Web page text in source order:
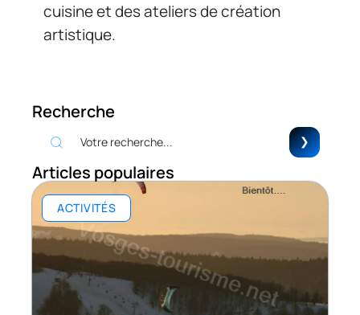
cuisine et des ateliers de création
artistique.
Recherche
Articles populaires
ACTIVITÉS